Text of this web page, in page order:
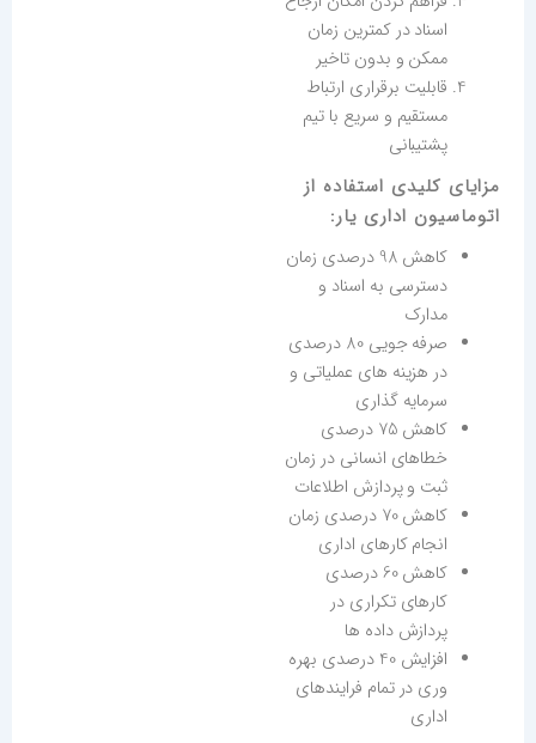
اسناد در کمترین زمان
ممکن و بدون تاخیر
قابلیت برقراری ارتباط
مستقیم و سریع با تیم
پشتیبانی
مزایای کلیدی استفاده از
اتوماسیون اداری یار:
کاهش 98 درصدی زمان
دسترسی به اسناد و
مدارک
صرفه جویی 80 درصدی
در هزینه های عملیاتی و
سرمایه گذاری
کاهش 75 درصدی
خطاهای انسانی در زمان
ثبت و پردازش اطلاعات
کاهش 70 درصدی زمان
انجام کارهای اداری
کاهش 60 درصدی
کارهای تکراری در
پردازش داده ها
افزایش 40 درصدی بهره
وری در تمام فرایندهای
اداری